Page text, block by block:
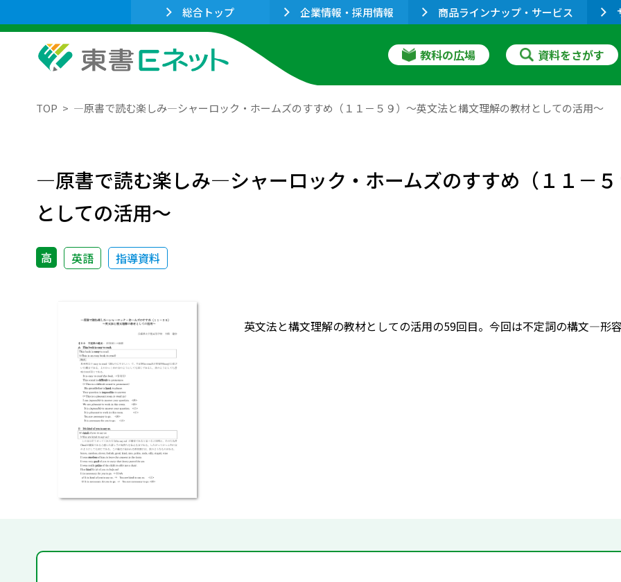
総合トップ 企業情報・採用情報 商品ラインナップ・サービス
教科の広場 資料をさがす
TOP ―原書で読む楽しみ―シャーロック・ホームズのすすめ（１１－５９）～英文法と構文理解の教材としての活用～
―原書で読む楽しみ―シャーロック・ホームズのすすめ（１１－
としての活用～
高 英語 指導資料
英文法と構文理解の教材としての活用の59回目。今回は不定詞の構文―形